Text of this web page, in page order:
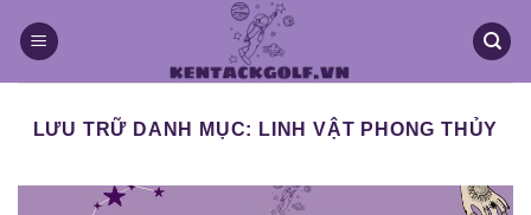
đến
LƯU TRỮ DANH MỤC: LINH VẬT PHONG THỦY